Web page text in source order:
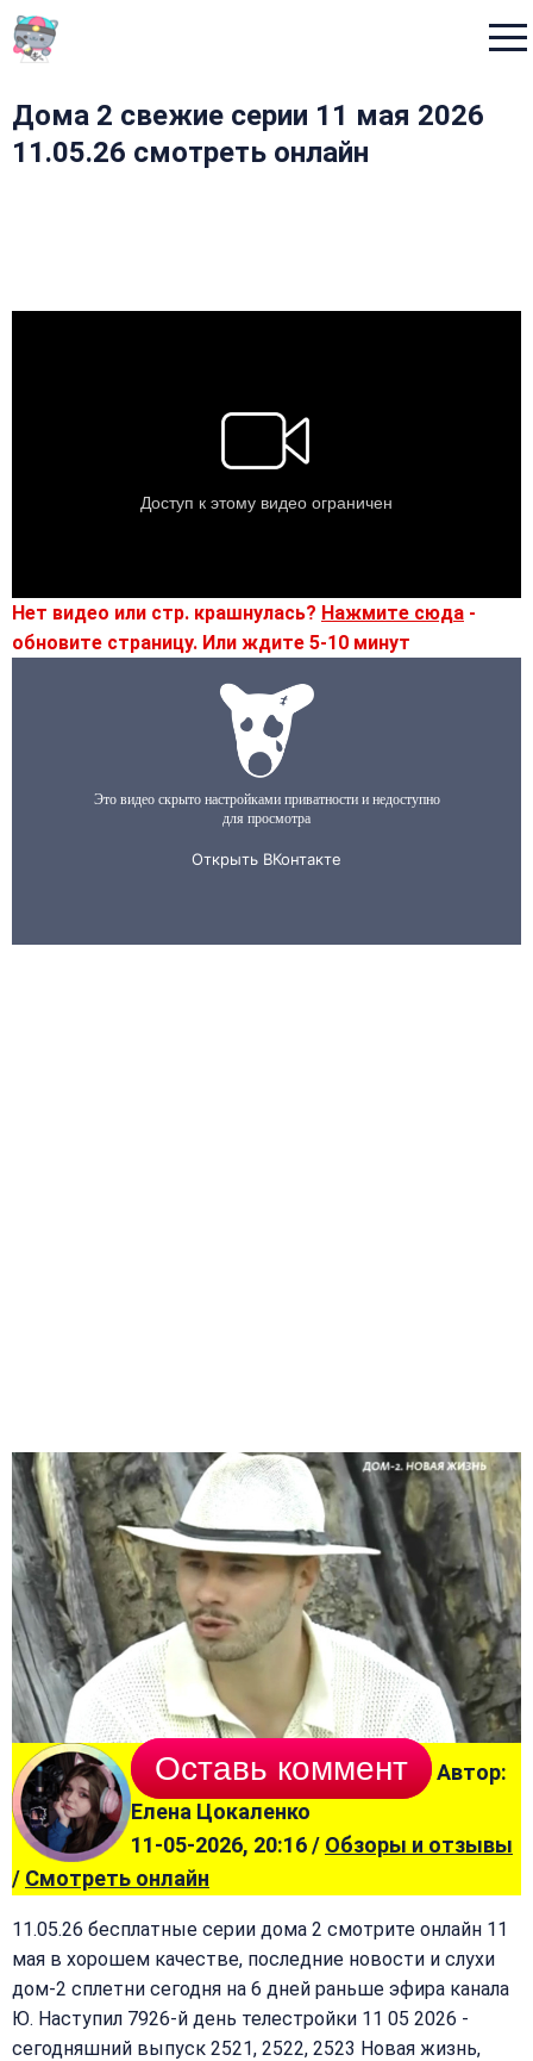
Дома 2 свежие серии 11 мая 2026
11.05.26 смотреть онлайн
Нет видео или стр. крашнулась? Нажмите сюда -
обновите страницу. Или ждите 5-10 минут
Оставь коммент
Автор:
Елена Цокаленко
11-05-2026, 20:16 / Обзоры и отзывы
/ Смотреть онлайн
11.05.26 бесплатные серии дома 2 смотрите онлайн 11
мая в хорошем качестве, последние новости и слухи
дом-2 сплетни сегодня на 6 дней раньше эфира канала
Ю. Наступил 7926-й день телестройки 11 05 2026 -
сегодняшний выпуск 2521, 2522, 2523 Новая жизнь,